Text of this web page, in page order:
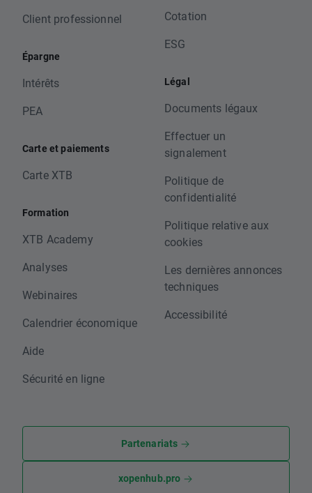
Client professionnel
Épargne
Intérêts
PEA
Carte et paiements
Carte XTB
Formation
XTB Academy
Analyses
Webinaires
Calendrier économique
Aide
Sécurité en ligne
Cotation
ESG
Légal
Documents légaux
Effectuer un
signalement
Politique de
confidentialité
Politique relative aux
cookies
Les dernières annonces
techniques
Accessibilité
Partenariats
xopenhub.pro